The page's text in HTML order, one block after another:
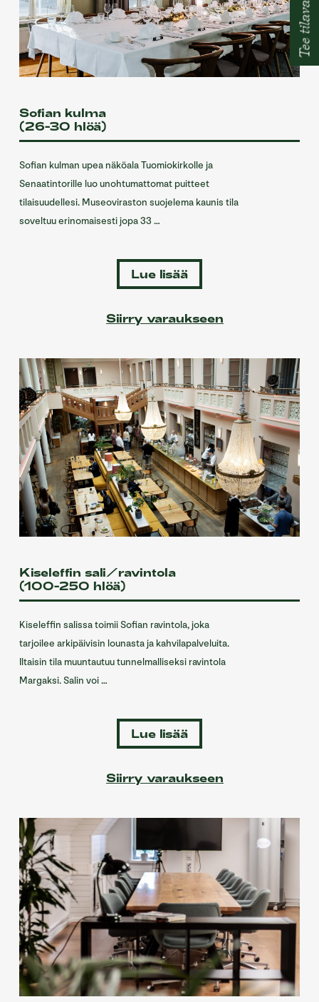
Sofian kulma
(26-30 hlöä)
Sofian kulman upea näköala Tuomiokirkolle ja
Senaatintorille luo unohtumattomat puitteet
tilaisuudellesi. Museoviraston suojelema kaunis tila
soveltuu erinomaisesti jopa 33 …
Lue lisää
Siirry varaukseen
Kiseleffin sali/ravintola
(100-250 hlöä)
Kiseleffin salissa toimii Sofian ravintola, joka
tarjoilee arkipäivisin lounasta ja kahvilapalveluita.
Iltaisin tila muuntautuu tunnelmalliseksi ravintola
Margaksi. Salin voi …
Lue lisää
Siirry varaukseen